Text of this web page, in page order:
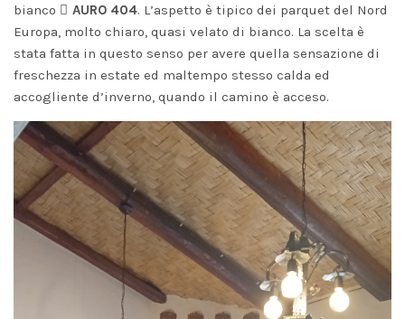
bianco
AURO 404. L’aspetto è tipico dei parquet del Nord
Europa, molto chiaro, quasi velato di bianco. La scelta è
stata fatta in questo senso per avere quella sensazione di
freschezza in estate ed maltempo stesso calda ed
accogliente d’inverno, quando il camino è acceso.